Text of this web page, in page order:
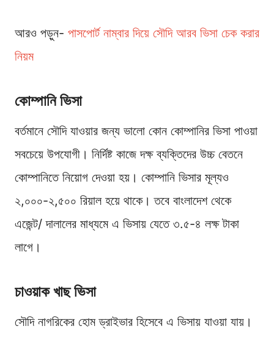
আরও পড়ুন- পাসপোর্ট নাম্বার দিয়ে সৌদি আরব ভিসা চেক করার
নিয়ম
কোম্পানি ভিসা
বর্তমানে সৌদি যাওয়ার জন্য ভালো কোন কোম্পানির ভিসা পাওয়া
সবচেয়ে উপযোগী। নির্দিষ্ট কাজে দক্ষ ব্যক্তিদের উচ্চ বেতনে
কোম্পানিতে নিয়োগ দেওয়া হয়। কোম্পানি ভিসার মূল্যও
২,০০০-২,৫০০ রিয়াল হয়ে থাকে। তবে বাংলাদেশ থেকে
এজেন্ট/ দালালের মাধ্যমে এ ভিসায় যেতে ৩.৫-৪ লক্ষ টাকা
লাগে।
চাওয়াক খাছ ভিসা
সৌদি নাগরিকের হোম ড্রাইভার হিসেবে এ ভিসায় যাওয়া যায়।